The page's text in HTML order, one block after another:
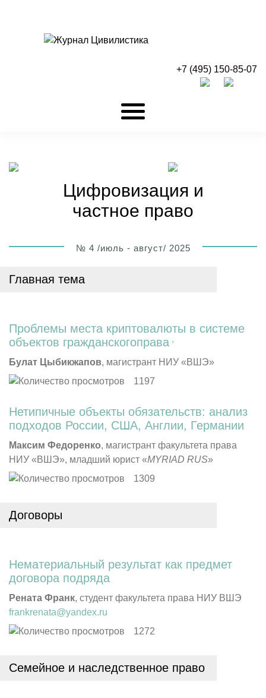
+7 (495) 150-85-07
Цифровизация и
частное право
№ 4 /июль - август/ 2025
Главная тема
Проблемы места криптовалюты в системе
объектов гражданскогоправа ,
Булат Цыбикжапов, магистрант НИУ «ВШЭ»
1197
Нетипичные объекты обязательств: анализ
подходов России, США, Англии, Германии
Максим Федоренко, магистрант факультета права
НИУ «ВШЭ», младший юрист «MYRIAD RUS»
1309
Договоры
Нематериальный результат как предмет
договора подряда
Рената Франк, студент факультета права НИУ ВШЭ
frankrenata@yandex.ru
1272
Семейное и наследственное право